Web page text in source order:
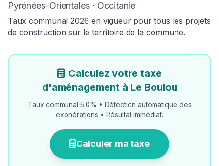
Pyrénées-Orientales · Occitanie
Taux communal 2026 en vigueur pour tous les projets
de construction sur le territoire de la commune.
Calculez votre taxe
d'aménagement à Le Boulou
Taux communal 5.0% • Détection automatique des
exonérations • Résultat immédiat.
Calculer ma taxe